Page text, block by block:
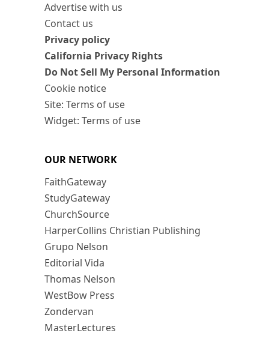
Advertise with us
Contact us
Privacy policy
California Privacy Rights
Do Not Sell My Personal Information
Cookie notice
Site: Terms of use
Widget: Terms of use
OUR NETWORK
FaithGateway
StudyGateway
ChurchSource
HarperCollins Christian Publishing
Grupo Nelson
Editorial Vida
Thomas Nelson
WestBow Press
Zondervan
MasterLectures